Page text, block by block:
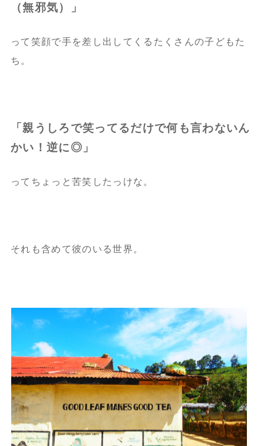
（無邪気）」
って笑顔で手を差し出してくるたくさんの子どもた
ち。
「親うしろで笑ってるだけで何も言わないん
かい！逆に◎」
ってちょっと苦笑したっけな。
それも含めて彼のいる世界。